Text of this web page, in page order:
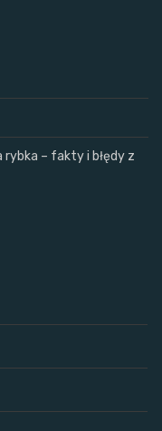
rybka – fakty i błędy z